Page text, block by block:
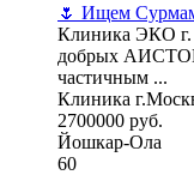
🌷 Ищем
Клиника ЭКО г.
добрых
частичным ...
Клиника
2700000 руб.
Йошкар-Ола
60